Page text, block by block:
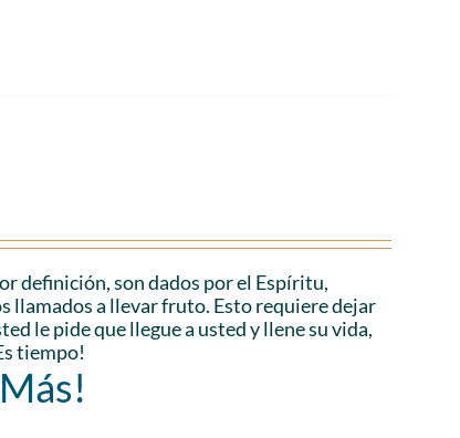
definición, son dados por el Espíritu,
llamados a llevar fruto. Esto requiere dejar
le pide que llegue a usted y llene su vida,
tiempo!